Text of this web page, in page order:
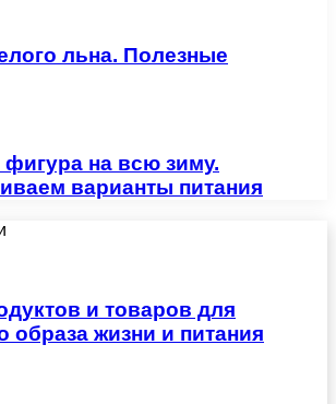
льна. Полезные
на всю зиму.
варианты питания
и товаров для
образа жизни и питания